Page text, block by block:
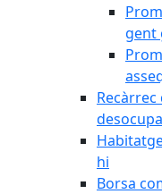
gent
hi
Borsa